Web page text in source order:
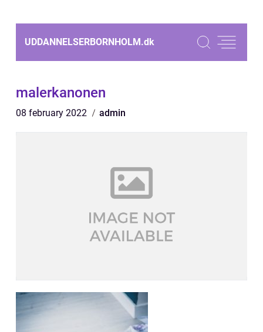
UDDANNELSERBORNHOLM.dk
malerkanonen
08 february 2022 admin